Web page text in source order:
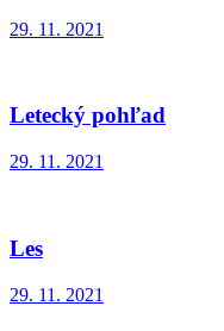
29. 11. 2021
Letecký pohľad
29. 11. 2021
Les
29. 11. 2021